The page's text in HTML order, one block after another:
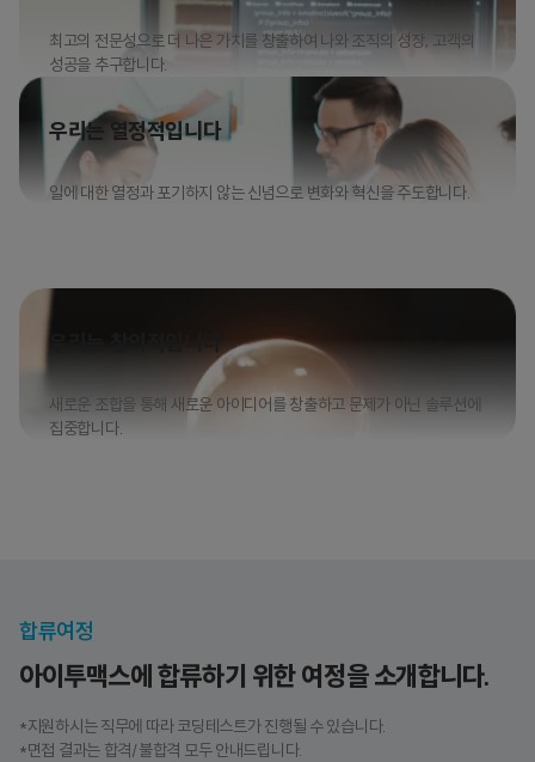
최고의 전문성으로 더 나은 가치를 창출하여 나와 조직의 성장, 고객의
성공을 추구합니다.
우리는 열정적입니다
일에 대한 열정과 포기하지 않는 신념으로 변화와 혁신을 주도합니다.
우리는 창의적입니다
새로운 조합을 통해 새로운 아이디어를 창출하고 문제가 아닌 솔루션에
집중합니다.
합류여정
아이투맥스에 합류하기 위한 여정을 소개합니다.
*지원하시는 직무에 따라 코딩테스트가 진행될 수 있습니다.
*면접 결과는 합격/불합격 모두 안내드립니다.